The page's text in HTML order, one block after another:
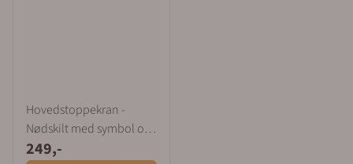
Hovedstoppekran -
Nødskilt med symbol og
tekst
249,-